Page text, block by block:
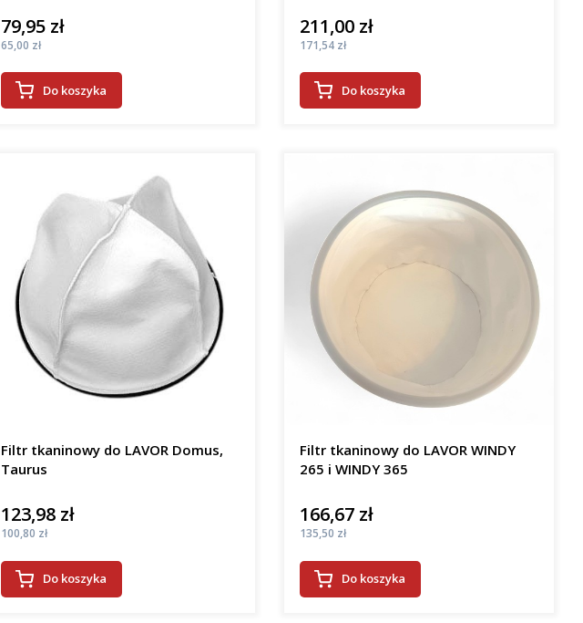
Cena
79,95 zł
Cena
65,00 zł
Do koszyka
Cena
211,00 zł
Cena
171,54 zł
Do koszyka
Filtr tkaninowy do LAVOR Domus,
Taurus
Cena
123,98 zł
Cena
100,80 zł
Do koszyka
Filtr tkaninowy do LAVOR WINDY
265 i WINDY 365
Cena
166,67 zł
Cena
135,50 zł
Do koszyka